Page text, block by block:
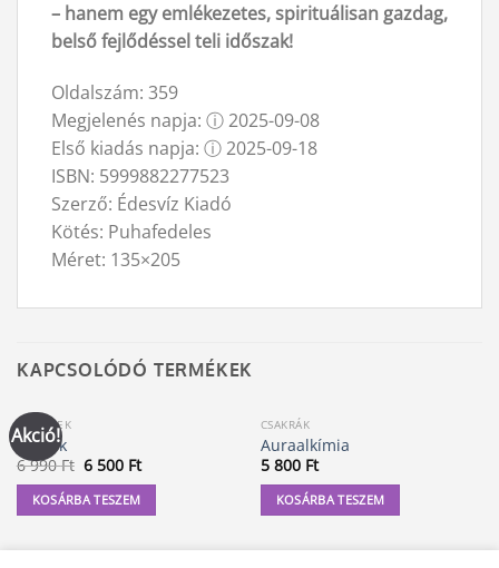
– hanem egy emlékezetes, spirituálisan gazdag,
belső fejlődéssel teli időszak!
Oldalszám: 359
Megjelenés napja: ⓘ2025-09-08
Első kiadás napja: ⓘ2025-09-18
ISBN: 5999882277523
Szerző: Édesvíz Kiadó
Kötés: Puhafedeles
Méret: 135×205
KAPCSOLÓDÓ TERMÉKEK
Akció!
KÖNYVEK
A Titok
6 990Ft Original
price
was:
6
990 Ft.
6 500 FtCurrent
price
is:
6
500 Ft.
KOSÁRBA TESZEM
CSAKRÁK
Auraalkímia
5 800 Ft
KOSÁRBA TESZEM